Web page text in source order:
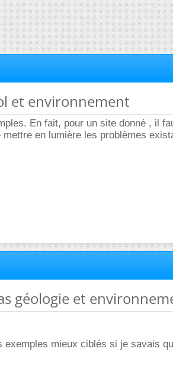
et environnement
En fait, pour un site donné , il
en lumière les problèmes
géologie et
exemples mieux ciblés si je savais